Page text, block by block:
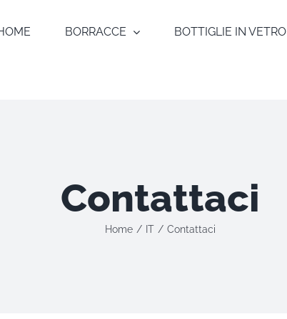
BORRACCE BOTTIGLIE IN VETRO
Contattaci
Home / IT / Contattaci